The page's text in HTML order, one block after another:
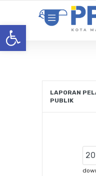
Open toolbar
LAPORAN
PUBLIK